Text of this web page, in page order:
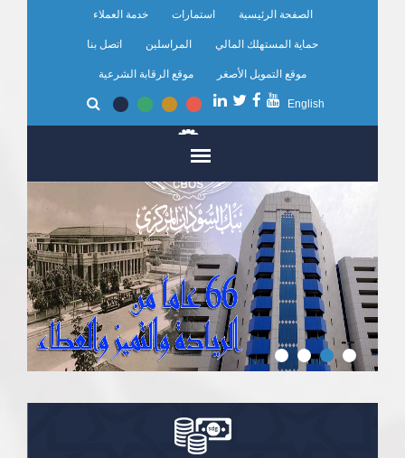
الصفحة الرئيسية استمارات خدمة العملاء
حماية المستهلك المالي المراسلين اتصل بنا
موقع التمويل الأصغر موقع الرقابة الشرعية
English